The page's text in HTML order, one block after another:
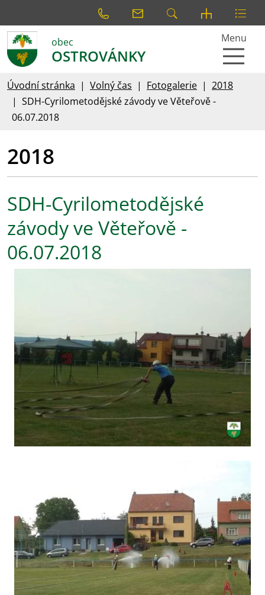
obec
OSTROVÁNKY
Menu
Úvodní stránka Volný čas Fotogalerie
2018
SDH-Cyrilometodějské závody ve Věteřově -
06.07.2018
2018
SDH-Cyrilometodějské
závody ve Věteřově -
06.07.2018